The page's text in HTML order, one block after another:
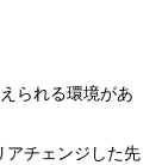
られる環境があ
チェンジした先